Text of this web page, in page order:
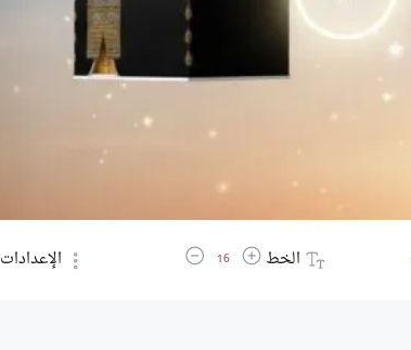
الخطزيادة حجم الخط
16 تقليل حجم الخط الإعدادات